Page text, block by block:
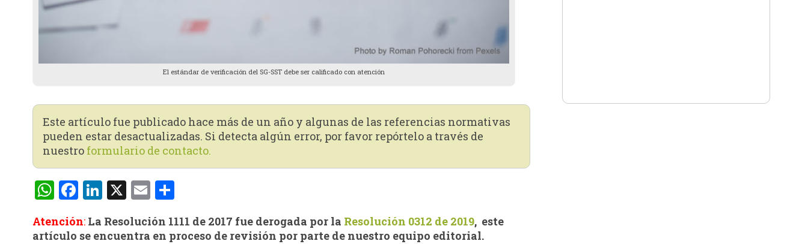
El estándar de verificación del SG-SST debe ser calificado con atención
Este artículo fue publicado hace más de un año y algunas de las referencias normativas
pueden estar desactualizadas. Si detecta algún error, por favor repórtelo a través de
nuestro formulario de contacto.
WhatsApp
Facebook
LinkedIn
X EmailCompartir
Atención: La Resolución 1111 de 2017 fue derogada por la Resolución 0312 de 2019, este
artículo se encuentra en proceso de revisión por parte de nuestro equipo editorial.